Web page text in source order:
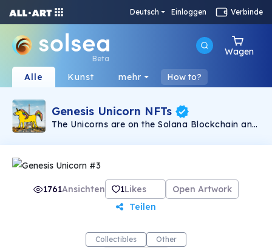
Deutsch Einloggen Verbinde
Beta
Wagen
Alle Kunst mehr How to?
Genesis Unicorn NFTs
The Unicorns are on the Solana Blockchain and
are the first of 3 collections from the
kid friendly Unicorns hanging around on the
https://unicorniacks.com/genesis/
1761Ansichten 1Likes
Open Artwork
Teilen
Collectibles Other